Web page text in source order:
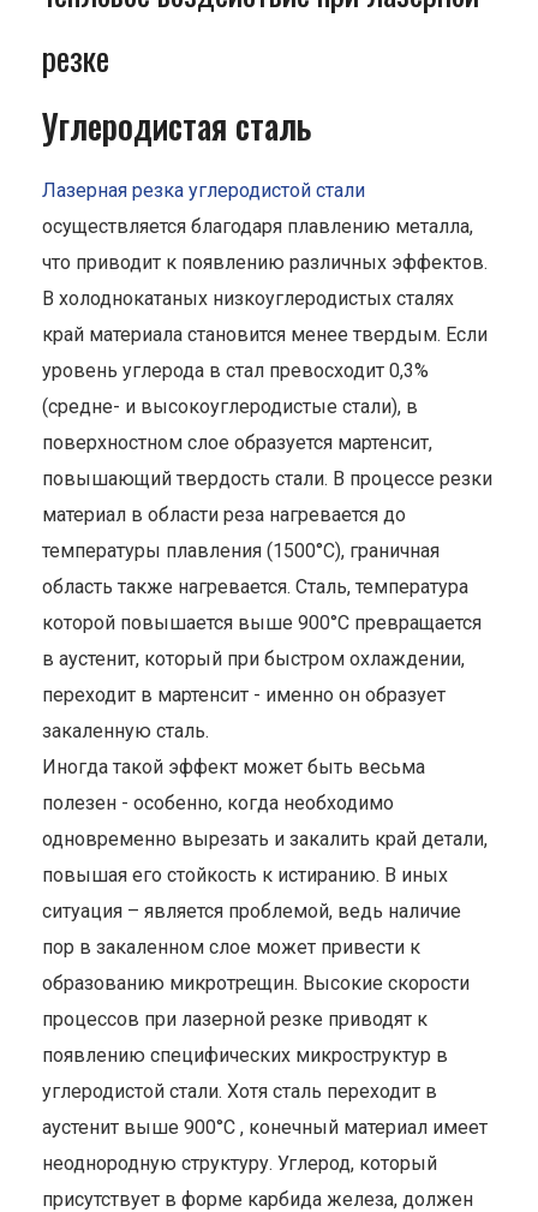
резке
Углеродистая сталь
Лазерная резка углеродистой стали
осуществляется благодаря плавлению металла,
что приводит к появлению различных эффектов.
В холоднокатаных низкоуглеродистых сталях
край материала становится менее твердым. Если
уровень углерода в стал превосходит 0,3%
(средне- и высокоуглеродистые стали), в
поверхностном слое образуется мартенсит,
повышающий твердость стали. В процессе резки
материал в области реза нагревается до
температуры плавления (1500°C), граничная
область также нагревается. Сталь, температура
которой повышается выше 900°С превращается
в аустенит, который при быстром охлаждении,
переходит в мартенсит - именно он образует
закаленную сталь.
Иногда такой эффект может быть весьма
полезен - особенно, когда необходимо
одновременно вырезать и закалить край детали,
повышая его стойкость к истиранию. В иных
ситуация – является проблемой, ведь наличие
пор в закаленном слое может привести к
образованию микротрещин. Высокие скорости
процессов при лазерной резке приводят к
появлению специфических микроструктур в
углеродистой стали. Хотя сталь переходит в
аустенит выше 900°С , конечный материал имеет
неоднородную структуру. Углерод, который
присутствует в форме карбида железа, должен